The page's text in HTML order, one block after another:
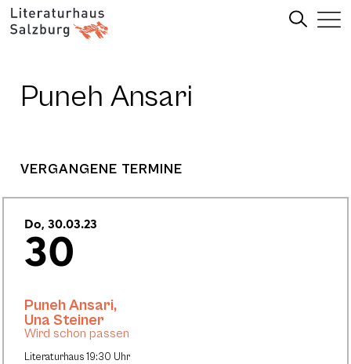
Puneh Ansari
VERGANGENE TERMINE
Do, 30.03.23
30
Literaturhaus 19:30 Uhr
Puneh Ansari,
Una Steiner
Wird schon passen